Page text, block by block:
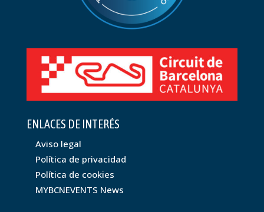
ENLACES DE INTERÉS
Aviso legal
Política de privacidad
Política de cookies
MYBCNEVENTS News